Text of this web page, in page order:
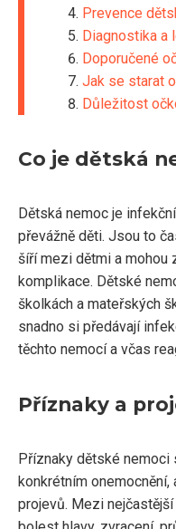
Prevence
Diagnostika a
Doporučené
Jak se starat
Důležitost
Co je dětská
Dětská nemoc je
převážně děti. Jsou to
šíří mezi dětmi a
komplikace. Dětské
školkách a mateřských
snadno si předávají
těchto nemocí a včas
Příznaky a
Příznaky dětské
konkrétním
projevů. Mezi